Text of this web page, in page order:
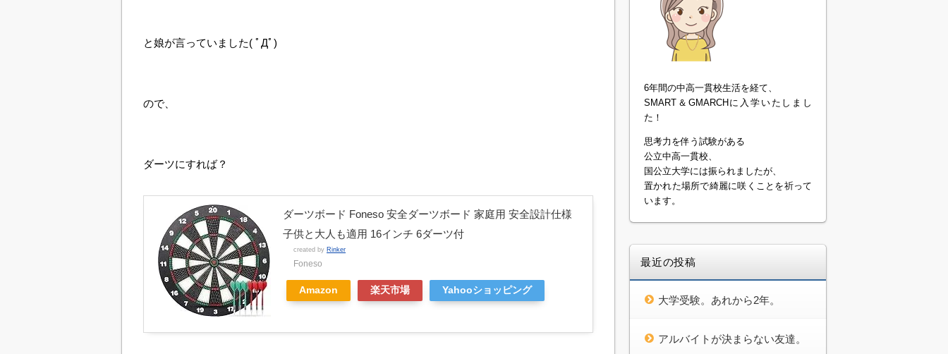
と娘が言っていました( ﾟДﾟ)
ので、
ダーツにすれば？
ダーツボード Foneso 安全ダーツボード 家庭用 安全設計仕様
子供と大人も適用 16インチ 6ダーツ付
created by Rinker
Foneso
Amazon 楽天市場 Yahooショッピング
6年間の中高一貫校生活を経て、
SMART＆GMARCHに入学いたしまし
た！
思考力を伴う試験がある
公立中高一貫校、
国公立大学には振られましたが、
置かれた場所で綺麗に咲くことを祈って
います。
最近の投稿
大学受験。あれから2年。
アルバイトが決まらない友達。